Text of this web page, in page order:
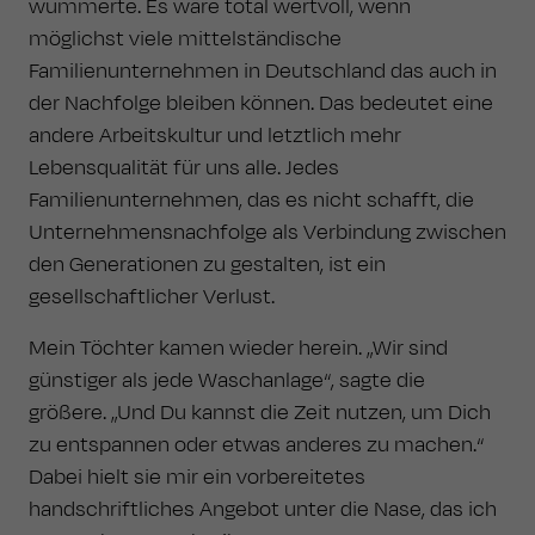
wummerte. Es wäre total wertvoll, wenn
möglichst viele mittelständische
Familienunternehmen in Deutschland das auch in
der Nachfolge bleiben können. Das bedeutet eine
andere Arbeitskultur und letztlich mehr
Lebensqualität für uns alle. Jedes
Familienunternehmen, das es nicht schafft, die
Unternehmensnachfolge als Verbindung zwischen
den Generationen zu gestalten, ist ein
gesellschaftlicher Verlust.
Mein Töchter kamen wieder herein. „Wir sind
günstiger als jede Waschanlage“, sagte die
größere. „Und Du kannst die Zeit nutzen, um Dich
zu entspannen oder etwas anderes zu machen.“
Dabei hielt sie mir ein vorbereitetes
handschriftliches Angebot unter die Nase, das ich